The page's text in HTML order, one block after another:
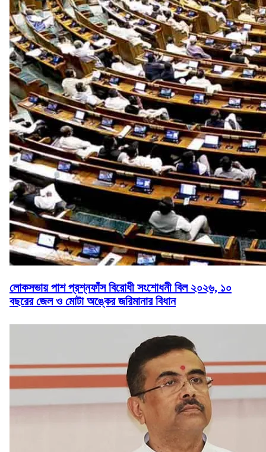
লোকসভায় পাশ প্রশ্নফাঁস বিরোধী সংশোধনী বিল ২০২৬, ১০
বছরের জেল ও মোটা অঙ্কের জরিমানার বিধান